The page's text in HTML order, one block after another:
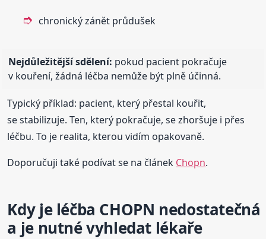
chronický zánět průdušek
Nejdůležitější sdělení: pokud pacient pokračuje
v kouření, žádná léčba nemůže být plně účinná.
Typický příklad: pacient, který přestal kouřit,
se stabilizuje. Ten, který pokračuje, se zhoršuje i přes
léčbu. To je realita, kterou vidím opakovaně.
Doporučuji také podívat se na článek Chopn.
Kdy je léčba CHOPN nedostatečná
a je nutné vyhledat lékaře